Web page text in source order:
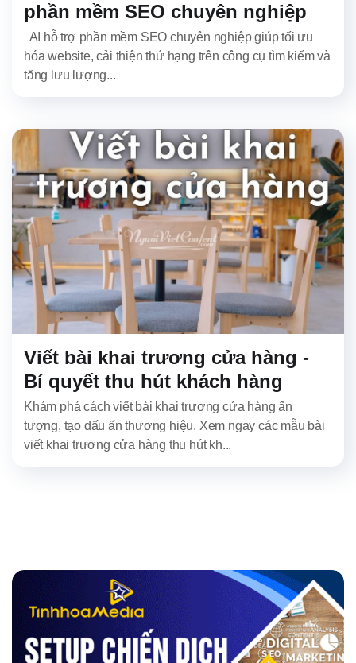
phần mềm SEO chuyên nghiệp
AI hỗ trợ phần mềm SEO chuyên nghiệp giúp tối ưu
hóa website, cải thiện thứ hạng trên công cụ tìm kiếm và
tăng lưu lượng...
Viết bài khai trương cửa hàng -
Bí quyết thu hút khách hàng
Khám phá cách viết bài khai trương cửa hàng ấn
tượng, tạo dấu ấn thương hiệu. Xem ngay các mẫu bài
viết khai trương cửa hàng thu hút kh...